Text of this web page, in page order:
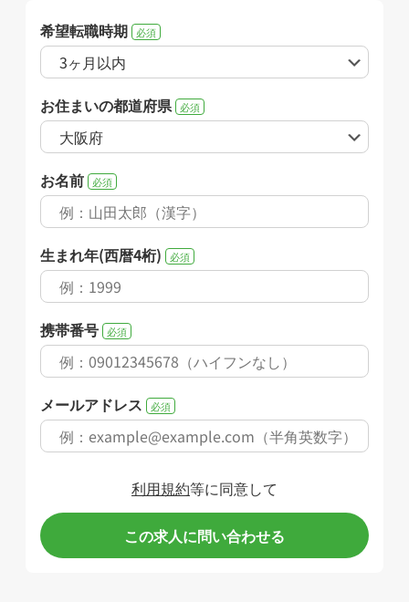
希望転職時期 必須
お住まいの都道府県 必須
お名前 必須
生まれ年(西暦4桁) 必須
携帯番号 必須
メールアドレス 必須
利用規約等に同意して
この求人に問い合わせる